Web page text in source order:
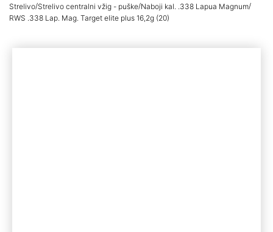
Strelivo/Strelivo centralni vžig - puške/Naboji kal. .338 Lapua Magnum/
RWS .338 Lap. Mag. Target elite plus 16,2g (20)